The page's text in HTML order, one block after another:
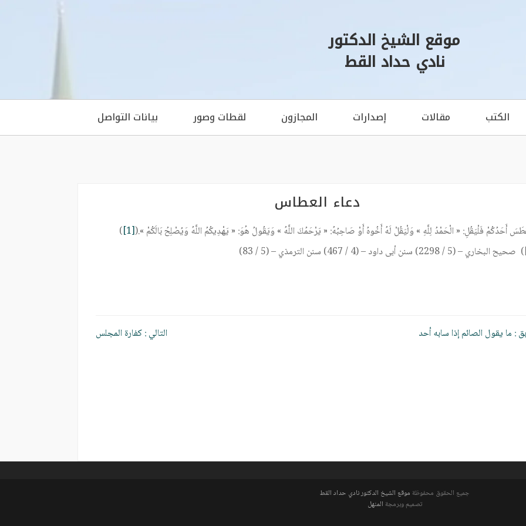
موقع الشيخ الدكتور
نادي حداد القط
الكتب مقالات إصدارات المجازون لقطات وصور بيانات التواصل
دعاء العطاس
أَحَدُكُمْ فَلْيَقُلِ: « الْحَمْدُ لِلَّهِ » وَلْيَقُلْ لَهُ أَخُوهُ أَوْ صَاحِبُهُ: « يَرْحَمُكَ اللَّهُ » وَيَقُولُ هُوَ: « يَهْدِيكُمُ اللَّهُ وَيُصْلِحُ بَالَكُمْ ».([1]
)
: ما يقول الصائم إذا سابه أحد التالي :كفارة المجلس
جميع الحقوق محفوظة موقع الشيخ الدكتور نادي حداد القط
تصميم وبرمجة المنهل